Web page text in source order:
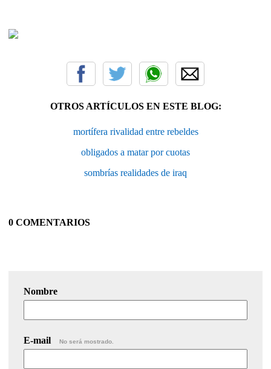
OTROS ARTÍCULOS EN ESTE BLOG:
mortífera rivalidad entre rebeldes
obligados a matar por cuotas
sombrías realidades de iraq
0 COMENTARIOS
Nombre
E-mail No será mostrado.